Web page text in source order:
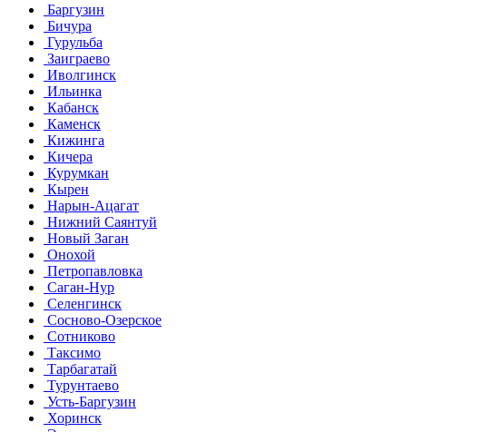
Баргузин
Бичура
Гурульба
Заиграево
Иволгинск
Ильинка
Кабанск
Каменск
Кижинга
Кичера
Курумкан
Кырен
Нарын-Ацагат
Нижний Саянтуй
Новый Заган
Онохой
Петропавловка
Саган-Нур
Селенгинск
Сосново-Озерское
Сотниково
Таксимо
Тарбагатай
Турунтаево
Усть-Баргузин
Хоринск